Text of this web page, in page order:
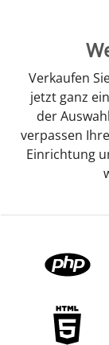
Verkaufen
jetzt ganz
der
verpassen
Einrichtung